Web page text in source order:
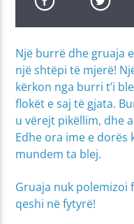
Një burrë dhe gruaja
një shtëpi të mjerë!
kërkon nga burri t’i
flokët e saj të gjata.
u vërejt pikëllim, dhe
Edhe ora ime e
mundem ta blej.
Gruaja nuk
qeshi në fytyrë!